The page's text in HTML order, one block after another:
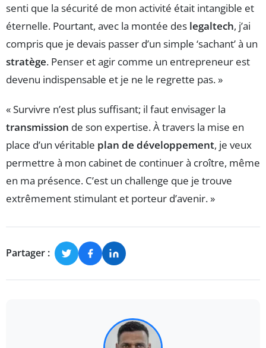
senti que la sécurité de mon activité était intangible et
éternelle. Pourtant, avec la montée des legaltech, j’ai
compris que je devais passer d’un simple ‘sachant’ à un
stratège. Penser et agir comme un entrepreneur est
devenu indispensable et je ne le regrette pas. »
« Survivre n’est plus suffisant; il faut envisager la
transmission de son expertise. À travers la mise en
place d’un véritable plan de développement, je veux
permettre à mon cabinet de continuer à croître, même
en ma présence. C’est un challenge que je trouve
extrêmement stimulant et porteur d’avenir. »
Partager :